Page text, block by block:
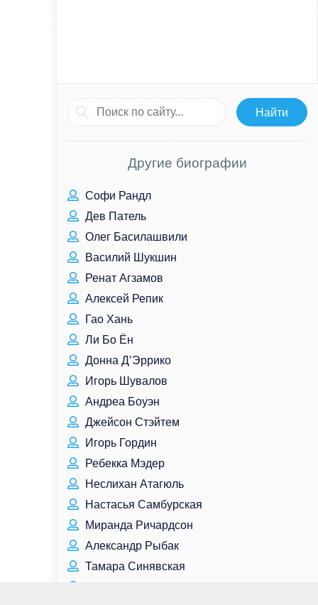
Другие биографии
Софи Рандл
Дев Патель
Олег Басилашвили
Василий Шукшин
Ренат Агзамов
Алексей Репик
Гао Хань
Ли Бо Ён
Донна Д’Эррико
Игорь Шувалов
Андреа Боуэн
Джейсон Стэйтем
Игорь Гордин
Ребекка Мэдер
Неслихан Атагюль
Настасья Самбурская
Миранда Ричардсон
Александр Рыбак
Тамара Синявская